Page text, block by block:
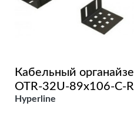
Кабельный
OTR-32U-89x106-C-
Hyperline